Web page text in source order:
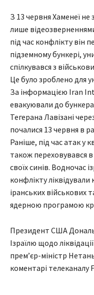
З 13 червня Хаменеї не
лише
під час конфлікту він
підземному бункері,
спілкувався з
Це було зроблено для
За інформацією Iran
евакуювали до бункера
Тегерана Лавізані
почалися 13 червня в
Раніше, під час атак у
також переховувався
своїх синів. Водночас
конфлікту
іранських військових
ядерною програмою
Президент США
Ізраїлю щодо
прем’єр-міністр
коментарі телеканалу